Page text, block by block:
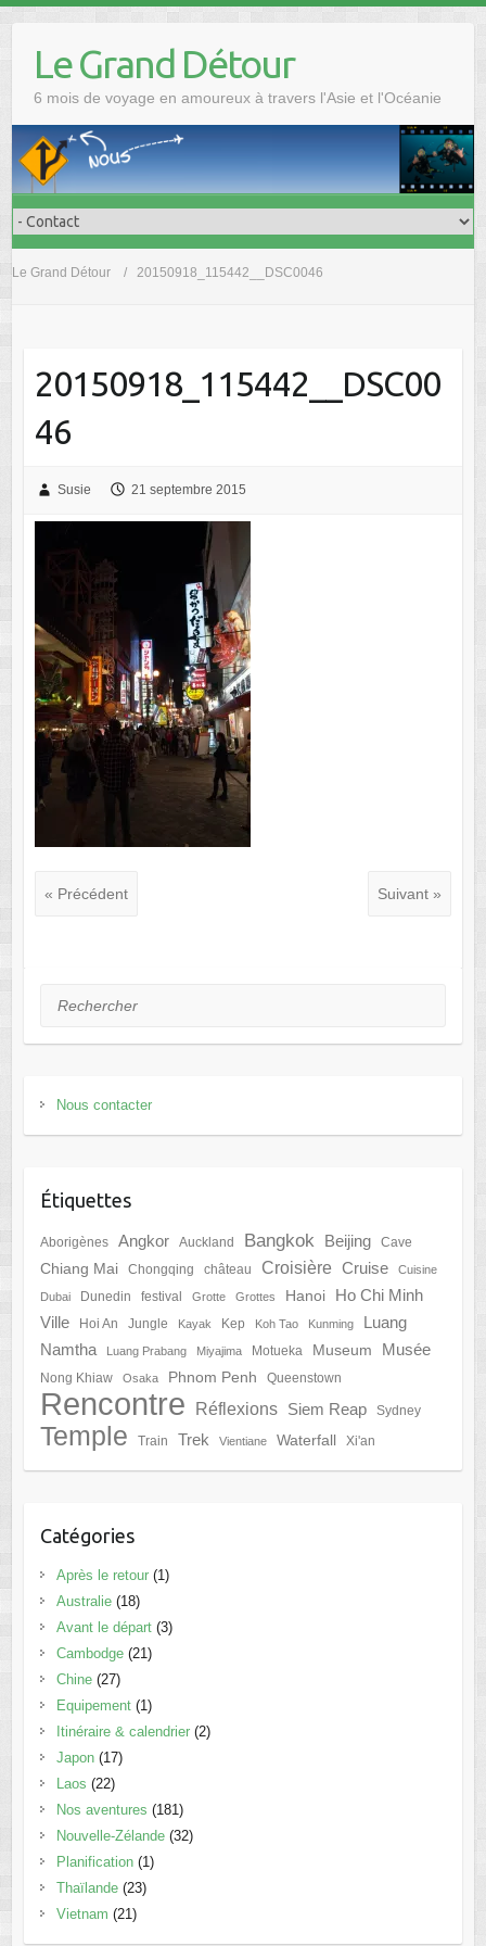
Le Grand Détour
6 mois de voyage en amoureux à travers l'Asie et l'Océanie
Le Grand Détour 20150918_115442__DSC0046
20150918_115442__DSC00
46
Susie 21 septembre 2015
« Précédent Suivant »
Rechercher
Nous contacter
Étiquettes
Aborigènes Angkor Auckland Bangkok Beijing Cave
Chiang Mai Chongqing château Croisière Cruise Cuisine
Dubai Dunedin festival Grotte Grottes Hanoi
Ho Chi Minh
Ville
Hoi An Jungle Kayak Kep Koh Tao Kunming
Luang
Namtha
Luang Prabang Miyajima Motueka Museum Musée
Nong Khiaw Osaka Phnom Penh Queenstown
Rencontre Réflexions Siem Reap Sydney
Temple Train Trek Vientiane Waterfall Xi'an
Catégories
Après le retour(1)
Australie(18)
Avant le départ(3)
Cambodge(21)
Chine(27)
Equipement(1)
Itinéraire & calendrier(2)
Japon(17)
Laos (22)
Nos aventures (181)
Nouvelle-Zélande(32)
Planification(1)
Thaïlande(23)
Vietnam (21)